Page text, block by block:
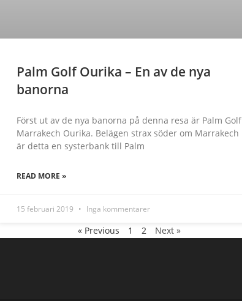
Palm Golf Ourika – En av de nya
banorna
Först ut av de nya banorna på denna resa är Palm Golf
Marrakech Ourika. Belägen strax söder om Marrakech
är detta en systerbank till Palm
READ MORE »
15 februari 2019 Inga kommentarer
« Previous 1 2 Next »